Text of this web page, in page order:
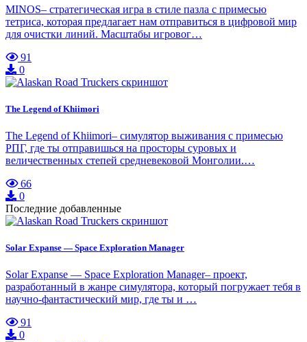
MINOS– стратегическая игра в стиле пазла с примесью
тетриса, которая предлагает нам отправиться в цифровой мир
для очистки линий. Масштабы игровог…
91
0
The Legend of Khiimori
The Legend of Khiimori– симулятор выживания с примесью
РПГ, где ты отправишься на просторы суровых и
величественных степей средневековой Монголии.…
66
0
Последние добавленные
Solar Expanse — Space Exploration Manager
Solar Expanse — Space Exploration Manager– проект,
разработанный в жанре симулятора, который погружает тебя в
научно-фантастический мир, где ты и …
91
0